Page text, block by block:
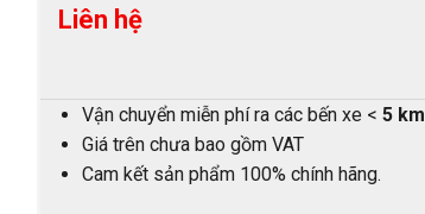
Liên hệ
Vận chuyển miễn phí ra các bến xe <5 km
Giá trên chưa bao gồm VAT
Cam kết sản phẩm 100% chính hãng.